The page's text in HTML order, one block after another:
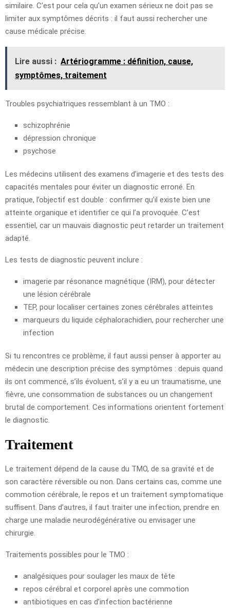
similaire. C’est pour cela qu’un examen sérieux ne doit pas se
limiter aux symptômes décrits : il faut aussi rechercher une
cause médicale précise.
Lire aussi : Artériogramme : définition, cause,
symptômes, traitement
Troubles psychiatriques ressemblant à un TMO :
schizophrénie
dépression chronique
psychose
Les médecins utilisent des examens d’imagerie et des tests des
capacités mentales pour éviter un diagnostic erroné. En
pratique, l’objectif est double : confirmer qu’il existe bien une
atteinte organique et identifier ce qui l’a provoquée. C’est
essentiel, car un mauvais diagnostic peut retarder un traitement
adapté.
Les tests de diagnostic peuvent inclure :
imagerie par résonance magnétique (IRM), pour détecter
une lésion cérébrale
TEP, pour localiser certaines zones cérébrales atteintes
marqueurs du liquide céphalorachidien, pour rechercher une
infection
Si tu rencontres ce problème, il faut aussi penser à apporter au
médecin une description précise des symptômes : depuis quand
ils ont commencé, s’ils évoluent, s’il y a eu un traumatisme, une
fièvre, une consommation de substances ou un changement
brutal de comportement. Ces informations orientent fortement
le diagnostic.
Traitement
Le traitement dépend de la cause du TMO, de sa gravité et de
son caractère réversible ou non. Dans certains cas, comme une
commotion cérébrale, le repos et un traitement symptomatique
suffisent. Dans d’autres, il faut traiter une infection, prendre en
charge une maladie neurodégénérative ou envisager une
chirurgie.
Traitements possibles pour le TMO :
analgésiques pour soulager les maux de tête
repos cérébral et corporel après une commotion
antibiotiques en cas d’infection bactérienne